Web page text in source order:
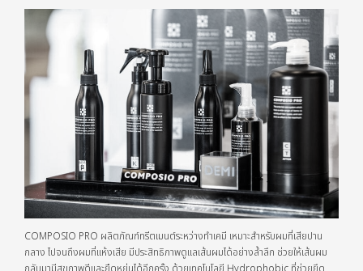
COMPOSIO PRO ผลิตภัณฑ์ทรีตเมนต์ระหว่างทำเคมี เหมาะสำหรับผมที่เสียปาน
กลาง ไปจนถึงผมที่แห้งเสีย มีประสิทธิภาพดูแลเส้นผมได้อย่างล้ำลึก ช่วยให้เส้นผม